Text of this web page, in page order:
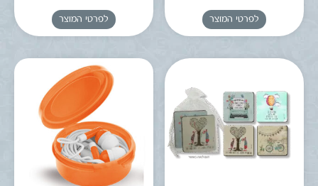
לפרטי המוצר לפרטי המוצר